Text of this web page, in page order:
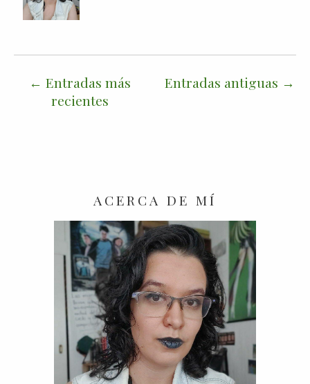
Entradas más
recientes
Entradas antiguas
ACERCA DE MÍ